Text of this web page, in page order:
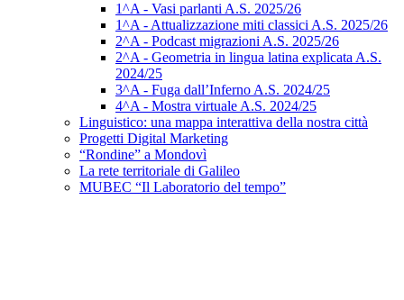
1^A - Vasi parlanti A.S. 2025/26
1^A - Attualizzazione miti classici A.S. 2025/26
2^A - Podcast migrazioni A.S. 2025/26
2^A - Geometria in lingua latina explicata A.S.
2024/25
3^A - Fuga dall’Inferno A.S. 2024/25
4^A - Mostra virtuale A.S. 2024/25
Linguistico: una mappa interattiva della nostra città
Progetti Digital Marketing
“Rondine” a Mondovì
La rete territoriale di Galileo
MUBEC “Il Laboratorio del tempo”